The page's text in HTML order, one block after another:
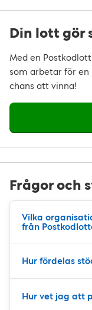
Din lott gör
Med en
som arbetar för
chans att vinna!
Frågor och
Vilka
från
Hur fördelas
Hur vet jag att